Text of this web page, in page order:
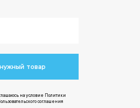
товар
на условие Политики
соглашения